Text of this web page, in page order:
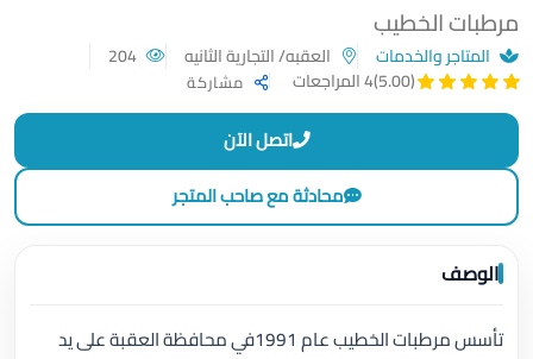
مرطبات الخطيب
المتاجر والخدمات العقبه/ التجارية الثانيه
(5.00)
4 المراجعات مشاركة
اتصل الآن
محادثة مع صاحب المتجر
الوصف
تأسس مرطبات الخطيب عام 1991في محافظة العقبة على يد